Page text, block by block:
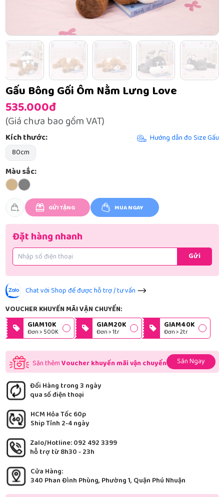
Gấu Bông Gối Ôm Nằm Lưng Love
535.000đ
(Giá chưa bao gồm VAT)
Kích thước:
Hướng dẫn đo Size Gấu
80cm
Màu sắc:
GỬI TẶNG MUA NGAY
Đặt hàng nhanh
Gửi
Chat với Shop để được hỗ trợ / tư vấn
VOUCHER KHUYẾN MÃI VẬN CHUYỂN:
GIAM10K
Đơn > 500K
GIAM20K
Đơn > 1tr
GIAM40K
Đơn > 2tr
Săn thêmVoucher khuyến mãi vận chuyển Săn Ngay
Đổi Hàng trong 3 ngày
qua số điện thoại
HCM Hỏa Tốc 60p
Ship Tỉnh 2-4 ngày
Zalo/Hotline: 092 492 3399
hỗ trợ từ 8h30 - 23h
Cửa Hàng:
340 Phan Đình Phùng, Phường 1, Quận Phú Nhuận